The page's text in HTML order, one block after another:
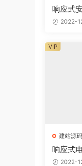
响应式
网站2022-
建站源码
响应式
youcms
2022-
VIP